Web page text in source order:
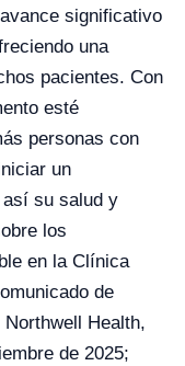
significativo
una
pacientes. Con
esté
personas con
un
así su salud y
los
en la Clínica
de
Health,
de 2025;